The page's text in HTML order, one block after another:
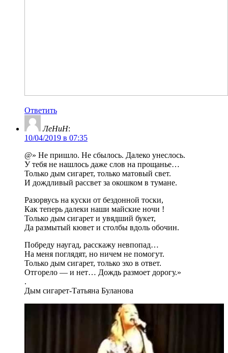
Ответить
ЛеНиН:
10/04/2019 в 07:35
@» Не пришло. Не сбылось. Далеко унеслось.
У тебя не нашлось даже слов на прощанье…
Только дым сигарет, только матовый свет.
И дождливый рассвет за окошком в тумане.
Разорвусь на куски от бездонной тоски,
Как теперь далеки наши майские ночи !
Только дым сигарет и увядший букет,
Да размытый кювет и столбы вдоль обочин.
Побреду наугад, расскажу невпопад…
На меня поглядят, но ничем не помогут.
Только дым сигарет, только эхо в ответ.
Отгорело — и нет… Дождь размоет дорогу.»
.
Дым сигарет-Татьяна Буланова